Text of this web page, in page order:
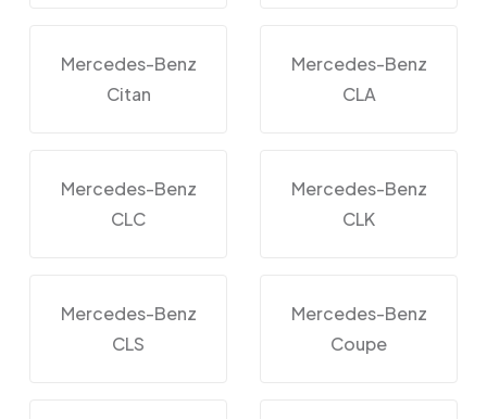
Mercedes-Benz
Citan
Mercedes-Benz
CLA
Mercedes-Benz
CLC
Mercedes-Benz
CLK
Mercedes-Benz
CLS
Mercedes-Benz
Coupe